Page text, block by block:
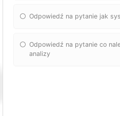
Odpowiedź na pytanie jak
Odpowiedź na pytanie co
analizy